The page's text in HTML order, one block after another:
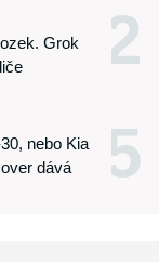
Grok
2
nebo Kia
dává
5